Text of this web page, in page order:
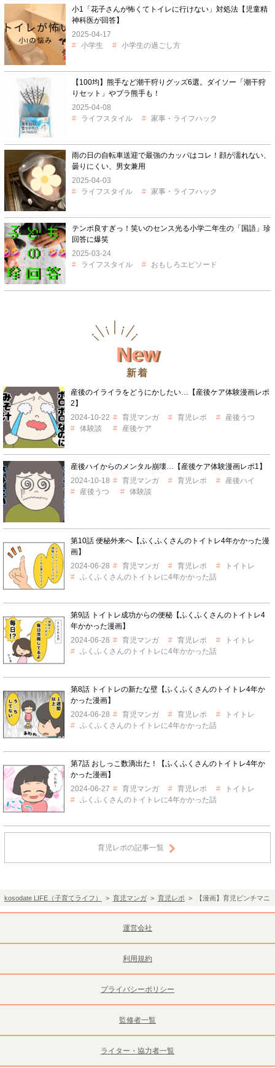
小1「花子さんが怖くてトイレに行けない」対処法【児童精
神科医が回答】
2025-04-17
小学生
小学生の過ごし方
【100均】熊手など潮干狩りグッズ6選。ダイソー「潮干狩
りセット」やプラ熊手も！
2025-04-08
ライフスタイル
家事・ライフハック
雨の日の自転車送迎で最強のカッパはコレ！顔が濡れない、
曇りにくい、男女兼用
2025-04-03
ライフスタイル
家事・ライフハック
テンポ良すぎっ！笑いのセンス光る小学二年生の「国語」珍
回答に爆笑
2025-03-24
ライフスタイル
おもしろエピソード
New
新着
産後のイライラをどうにかしたい…【産後ケア体験漫画レポ
2】
2024-10-22
育児マンガ 育児レポ
産後うつ
体験談
産後ケア
産後ハイからのメンタル崩壊…【産後ケア体験漫画レポ1】
2024-10-18
育児マンガ 育児レポ
産後ハイ
産後うつ
体験談
第10話 便秘外来へ【ふくふくさんのトイトレ4年かかった漫
画】
2024-06-28
育児マンガ 育児レポ
トイトレ
ふくふくさんのトイトレに4年かかった話
第9話 トイトレ成功からの便秘【ふくふくさんのトイトレ4
年かかった漫画】
2024-06-28
育児マンガ 育児レポ
トイトレ
ふくふくさんのトイトレに4年かかった話
第8話 トイトレの新たな壁【ふくふくさんのトイトレ4年か
かった漫画】
2024-06-28
育児マンガ 育児レポ
トイトレ
ふくふくさんのトイトレに4年かかった話
第7話 おしっこ数滴出た！【ふくふくさんのトイトレ4年か
かった漫画】
2024-06-27
育児マンガ 育児レポ
トイトレ
ふくふくさんのトイトレに4年かかった話
育児レポの記事一覧
kosodate LIFE（子育てライフ） > 育児マンガ> 育児レポ> 【漫画】育児ピンチマニ
運営会社
利用規約
プライバシーポリシー
監修者一覧
ライター・協力者一覧